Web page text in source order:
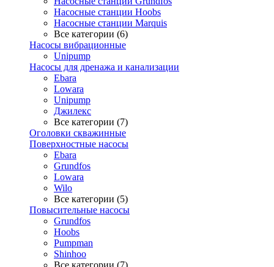
Насосные станции Hoobs
Насосные станции Marquis
Все категории (6)
Насосы вибрационные
Unipump
Насосы для дренажа и канализации
Ebara
Lowara
Unipump
Джилекс
Все категории (7)
Оголовки скважинные
Поверхностные насосы
Ebara
Grundfos
Lowara
Wilo
Все категории (5)
Повысительные насосы
Grundfos
Hoobs
Pumpman
Shinhoo
Все категории (7)